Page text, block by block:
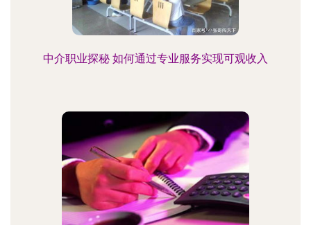
中介职业探秘 如何通过专业服务实现可观收入